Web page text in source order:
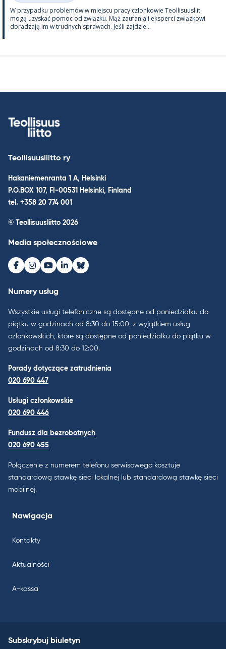
W przy­padku problemów w miejscu pracy człon­kowie Teol­li­suus­liit
mogą uzys­kać po­moc od związku. Mąż zau­fa­nia i eks­perci związ­kowi
do­radzają im w trud­nych sprawach. Jeśli zajdzie...
Teollisuusliitto ry
Hakaniemenranta 1 A, Helsinki
P.O.BOX 107, FI-00531 Helsinki, Finland
tel. +358 20 774 001
© Teollisuusliitto 2026
Media społecznościowe
Facebook
Instagram
Youtube
LinkedInBluesky
Numery usług
Wszystkie usługi telefoniczne są dostępne od poniedziałku do
piątku w godzinach od 8:30 do 15:00, z wyjątkiem usług
członkowskich, które są dostępne od poniedziałku do piątku w
godzinach od 8:30 do 12:00.
Porady dotyczące zatrudnienia
020 690 447
Usługi członkowskie
020 690 446
Fundusz dla bezrobotnych
020 690 455
Połączenie z numerem telefonu serwisowego kosztuje
standardową stawkę sieci lokalnej lub standardową stawkę sieci
mobilnej.
Nawigacja
Kontakty
Aktualności
A-kassa
Subskrybuj biuletyn